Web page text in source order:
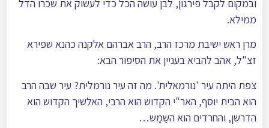
ובמקום לקבל פירגון, לבן עושה הכל כדי לעשוק את שכרו הדל
ממילא.
מרן ראש ישיבת מרכז הרב, הרב אברהם אלקנה כהנא שפירא
זצ"ל, אהב להביא בעניין את הסיפור הבא:
צפת היתה עיר 'נורמאלית'. מה זה עיר נורמלית? עיר שבה הרב
הוא הבית יוסף, האר"י הקדוש הוא הרבי, האלשיך הקדוש הוא
הדרשן, והחרדים הוא השַמָש…